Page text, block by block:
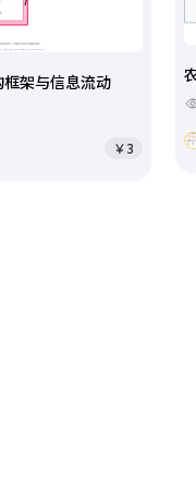
架与信息流动
￥3